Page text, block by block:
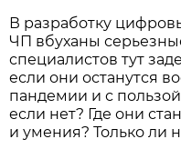
В разработку
ЧП вбуханы
специалистов тут
если они останутся
пандемии и с
если нет? Где они
и умения? Только ли